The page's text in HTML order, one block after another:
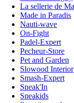
La sellerie de
Made in Paradis
Nauti-wave
On-Fight
Padel-Expert
Pecheur-Store
Pet and Garden
Slowood Interior
Smash-Expert
Sneak'In
Sneakids